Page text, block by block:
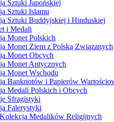
Sztuki Japońskiej
Sztuki Islamu
Sztuki Buddyjskiej i Hinduskiej
i Medali
Monet Polskich
Monet Ziem z Polską Związanych
Monet Obcych
Monet Antycznych
Monet Wschodu
Banknotów i Papierów
Medali Polskich i Obcych
Sfragistyki
Falerystyki
Medalików Religijnych